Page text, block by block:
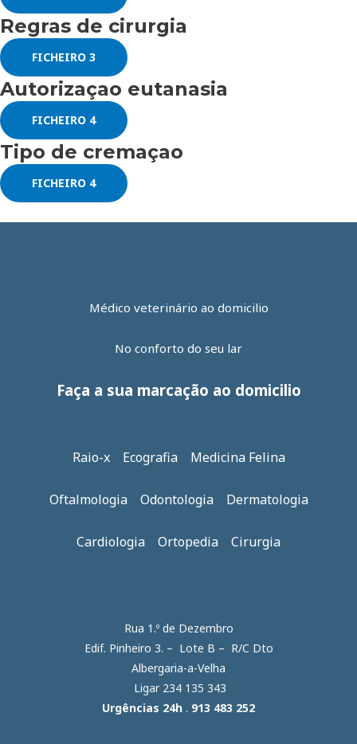
Regras de cirurgia
FICHEIRO 3
Autorizaçao eutanasia
FICHEIRO 4
Tipo de cremaçao
FICHEIRO 4
Médico veterinário ao domicilio
No conforto do seu lar
Faça a sua marcação ao domicilio
Raio-x Ecografia Medicina Felina
Oftalmologia Odontologia Dermatologia
Cardiologia Ortopedia Cirurgia
Rua 1.º de Dezembro
Edif. Pinheiro 3. – Lote B – R/C Dto
Albergaria-a-Velha
Ligar 234 135 343
Urgências 24h . 913 483 252